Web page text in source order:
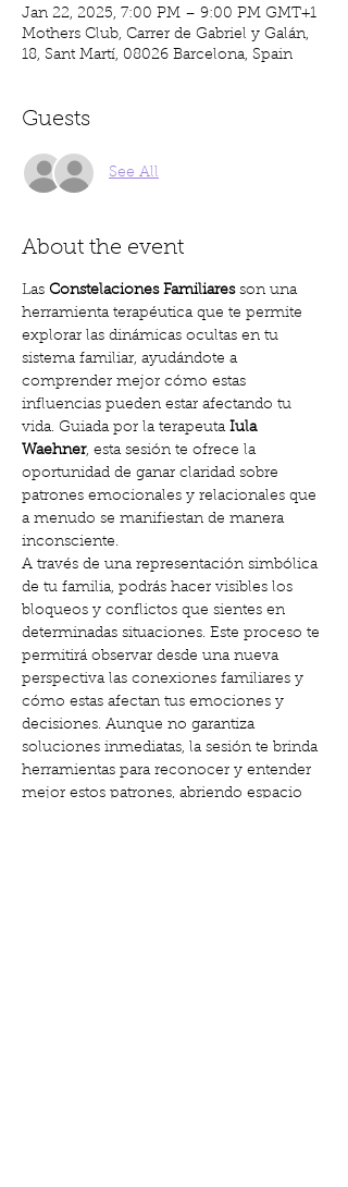
Jan 22, 2025, 7:00 PM – 9:00 PM GMT+1
Mothers Club, Carrer de Gabriel y Galán,
18, Sant Martí, 08026 Barcelona, Spain
Guests
See All
About the event
Las Constelaciones Familiares son una
herramienta terapéutica que te permite
explorar las dinámicas ocultas en tu
sistema familiar, ayudándote a
comprender mejor cómo estas
influencias pueden estar afectando tu
vida. Guiada por la terapeuta Iula
Waehner, esta sesión te ofrece la
oportunidad de ganar claridad sobre
patrones emocionales y relacionales que
a menudo se manifiestan de manera
inconsciente.
A través de una representación simbólica
de tu familia, podrás hacer visibles los
bloqueos y conflictos que sientes en
determinadas situaciones. Este proceso te
permitirá observar desde una nueva
perspectiva las conexiones familiares y
cómo estas afectan tus emociones y
decisiones. Aunque no garantiza
soluciones inmediatas, la sesión te brinda
herramientas para reconocer y entender
mejor estos patrones, abriendo espacio